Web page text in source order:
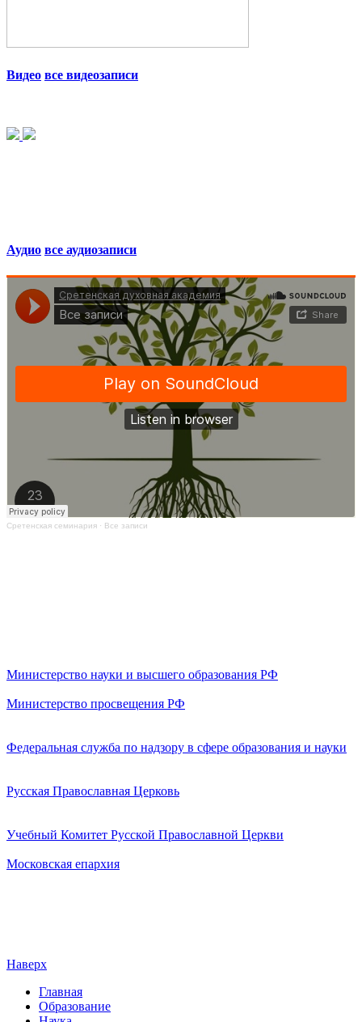
Видео все видеозаписи
Аудио все аудиозаписи
Сретенская семинария · Все записи
Министерство науки и высшего образования РФ
Министерство просвещения РФ
Федеральная служба по надзору в сфере образования и науки
Русская Православная Церковь
Учебный Комитет Русской Православной Церкви
Московская епархия
Наверх
Главная
Образование